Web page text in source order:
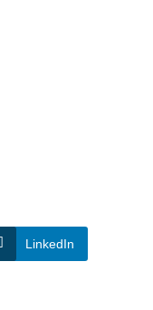
LinkedIn